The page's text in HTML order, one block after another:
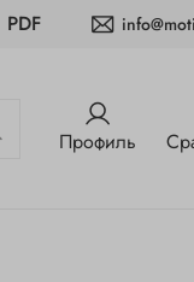
PDF
Профиль